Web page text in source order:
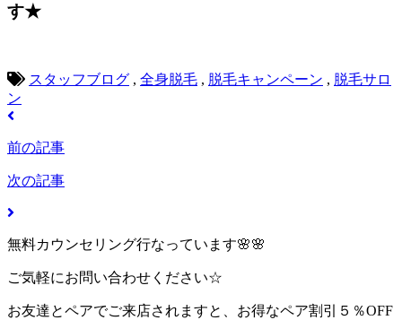
す★
スタッフブログ , 全身脱毛 , 脱毛キャンペーン , 脱毛サロ
ン
前の記事
次の記事
無料カウンセリング行なっています🌸🌸
ご気軽にお問い合わせください☆
お友達とペアでご来店されますと、お得なペア割引５％OFF